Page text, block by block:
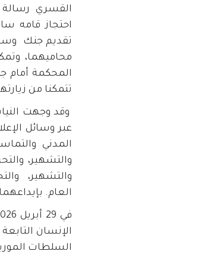
القسري رسالة
احتجاز قامه
تقديم جنك
محاميهما،
المحكمة أمام
تتمكنا من
وقد وجهت
عبر وسائل
المدني
والتشهير،
والتشهير،
العام.
الإنسان
السلطات